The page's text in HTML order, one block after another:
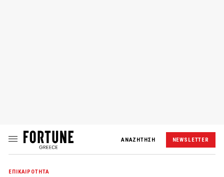
ΑΝΑΖΗΤΗΣΗ NEWSLETTER
ΕΠΙΚΑΙΡΟΤΗΤΑ